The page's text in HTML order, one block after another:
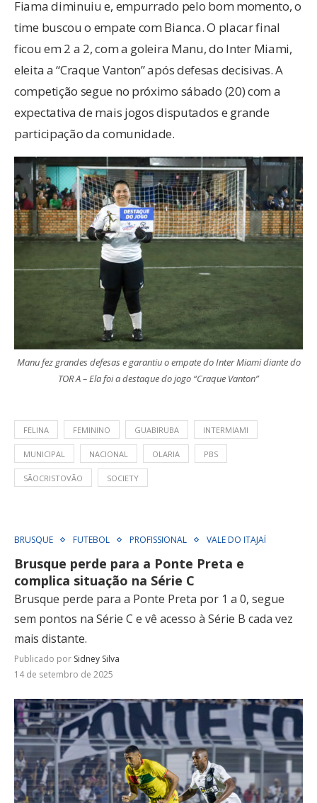
Fiama diminuiu e, empurrado pelo bom momento, o
time buscou o empate com Bianca. O placar final
ficou em 2 a 2, com a goleira Manu, do Inter Miami,
eleita a “Craque Vanton” após defesas decisivas. A
competição segue no próximo sábado (20) com a
expectativa de mais jogos disputados e grande
participação da comunidade.
Manu fez grandes defesas e garantiu o empate do Inter Miami diante do
TOR A – Ela foi a destaque do jogo “Craque Vanton”
FELINA FEMININO GUABIRUBA INTERMIAMI
MUNICIPAL NACIONAL OLARIA PBS
SÃOCRISTOVÃO SOCIETY
BRUSQUE FUTEBOL PROFISSIONAL VALE DO ITAJAÍ
Brusque perde para a Ponte Preta e
complica situação na Série C
Brusque perde para a Ponte Preta por 1 a 0, segue
sem pontos na Série C e vê acesso à Série B cada vez
mais distante.
Publicado por Sidney Silva
14 de setembro de 2025